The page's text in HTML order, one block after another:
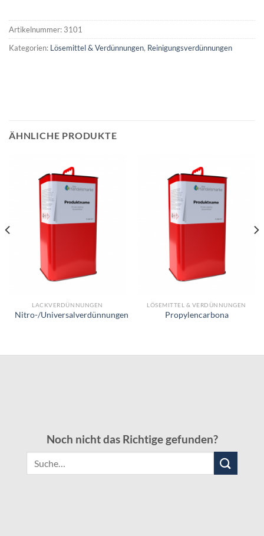
Artikelnummer: 3101
Kategorien: Lösemittel & Verdünnungen, Reinigungsverdünnungen
ÄHNLICHE PRODUKTE
LACKVERDÜNNUNGEN
Nitro-/Universalverdünnungen
LÖSEMITTEL & VERDÜNNUNGEN
Propylencarbona
Noch nicht das Richtige gefunden?